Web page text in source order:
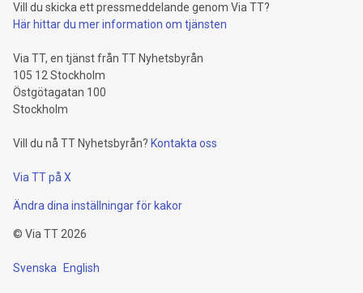
Vill du skicka ett pressmeddelande genom Via TT?
Här hittar du mer information om tjänsten
Via TT, en tjänst från TT Nyhetsbyrån
105 12 Stockholm
Östgötagatan 100
Stockholm
Vill du nå TT Nyhetsbyrån? Kontakta oss
Via TT på X
Ändra dina inställningar för kakor
© Via TT 2026
Svenska English